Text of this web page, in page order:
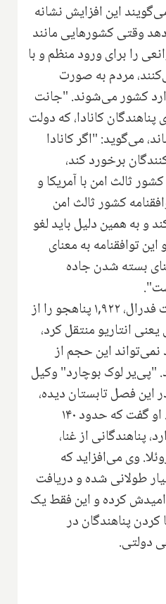
این افزایش نشانه
وقتی کشورهایی مانند
را برای ورود منظم و با
مردم به صورت
کشور می‌شوند. "جانت
کانادا، که دولت
می‌گوید: "اگر کانادا
برخورد کند،
ثالث امن با آمریکا و
کشور ثالث امن
به همین دلیل باید لغو
توافقنامه به معنای
بسته شدن جاده
در اوایل سال جاری، دولت فدرال، ۱,۹۲۲ پناهجو را از
انتاریو منتقل کرد،
نمی‌تواند این حجم از
"پی‌یر لوک بوچارد" وکیل
این فصل تابستان دیده،
وی را از پا انداخته است. او گفت که حدود ۱۴۰
پناهندگانی از غنا،
وی می‌افزاید که
طولانی شده و دریافت
کرده و این فقط یک
کردن پناهندگان در
دولتی.